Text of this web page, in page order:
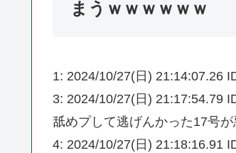
まうｗｗｗｗｗｗ
1: 2024/10/27(日) 21:14:07.26
3: 2024/10/27(日) 21:17:54.79
舐めプして逃げんかった17号が
4: 2024/10/27(日) 21:18:16.91